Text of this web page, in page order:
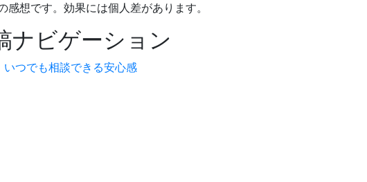
感想です。効果には個人差があります。
ナビゲーション
つでも相談できる安心感